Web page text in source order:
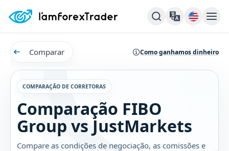
Comparar Como ganhamos dinheiro
COMPARAÇÃO DE CORRETORAS
Comparação FIBO
Group vs JustMarkets
Compare as condições de negociação, as comissões e